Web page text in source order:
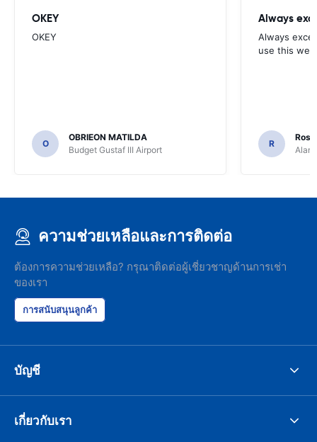
OKEY
OKEY
O
OBRIEON MATILDA
Budget Gustaf III Airport
Always
Always
use this
R
ความช่วยเหลือและการติดต่อ
ต้องการความช่วยเหลือ? กรุณาติดต่อผู้เชี่ยวชาญด้านการเช่า
ของเรา
การสนับสนุนลูกค้า
บัญชี
เกี่ยวกับเรา